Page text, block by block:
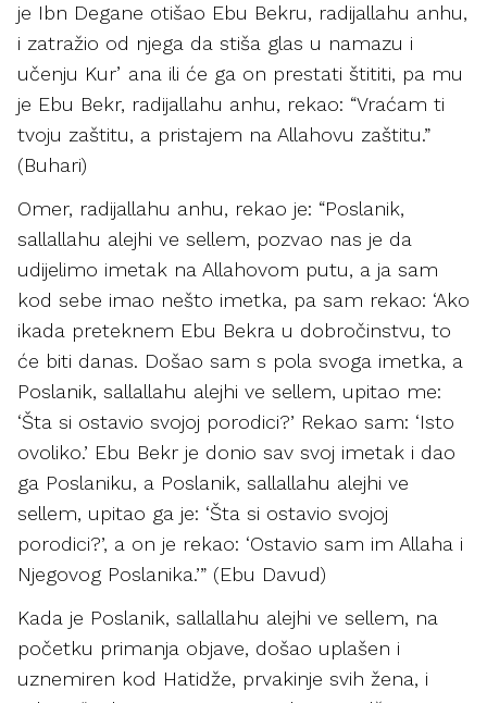
je Ibn Degane otišao Ebu Bekru, radijallahu anhu,
i zatražio od njega da stiša glas u namazu i
učenju Kurʼana ili će ga on prestati štititi, pa mu
je Ebu Bekr, radijallahu anhu, rekao: “Vraćam ti
tvoju zaštitu, a pristajem na Allahovu zaštitu.”
(Buhari)
Omer, radijallahu anhu, rekao je: “Poslanik,
sallallahu alejhi ve sellem, pozvao nas je da
udijelimo imetak na Allahovom putu, a ja sam
kod sebe imao nešto imetka, pa sam rekao: ‘Ako
ikada preteknem Ebu Bekra u dobročinstvu, to
će biti danas. Došao sam s pola svoga imetka, a
Poslanik, sallallahu alejhi ve sellem, upitao me:
‘Šta si ostavio svojoj porodici?’ Rekao sam: ‘Isto
ovoliko.’ Ebu Bekr je donio sav svoj imetak i dao
ga Poslaniku, a Poslanik, sallallahu alejhi ve
sellem, upitao ga je: ‘Šta si ostavio svojoj
porodici?’, a on je rekao: ‘Ostavio sam im Allaha i
Njegovog Poslanika.’” (Ebu Davud)
Kada je Poslanik, sallallahu alejhi ve sellem, na
početku primanja objave, došao uplašen i
uznemiren kod Hatidže, prvakinje svih žena, i